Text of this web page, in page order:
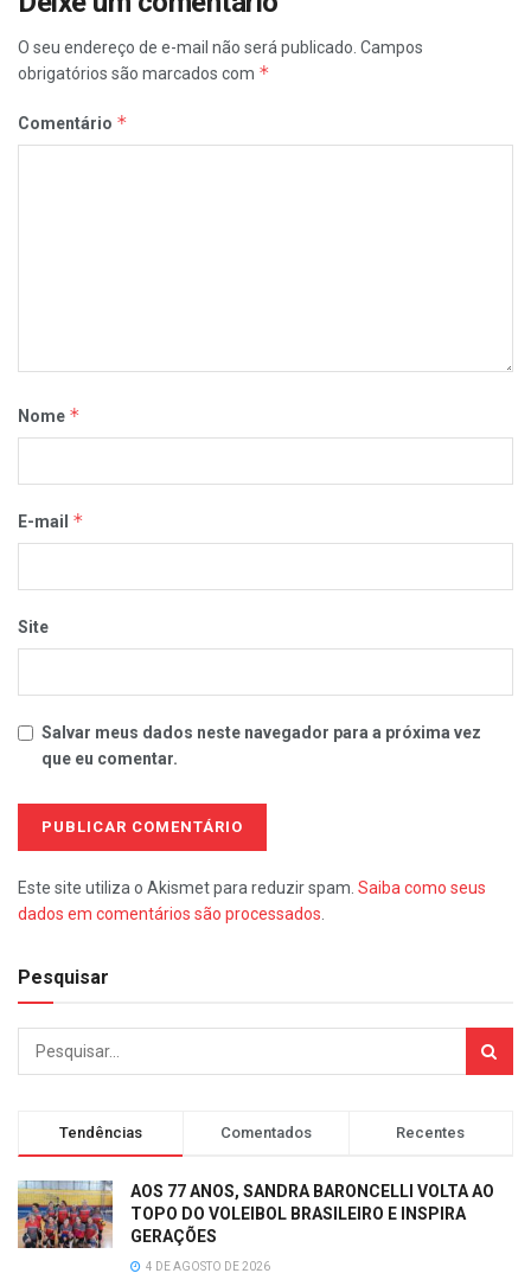
O seu endereço de e-mail não será publicado. Campos
obrigatórios são marcados com *
Comentário *
Nome *
E-mail *
Site
Salvar meus dados neste navegador para a próxima vez
que eu comentar.
Este site utiliza o Akismet para reduzir spam. Saiba como seus
dados em comentários são processados
Pesquisar
Tendências Comentados Recentes
AOS 77 ANOS, SANDRA BARONCELLI VOLTA AO
TOPO DO VOLEIBOL BRASILEIRO E INSPIRA
GERAÇÕES
4 DE AGOSTO DE 2026